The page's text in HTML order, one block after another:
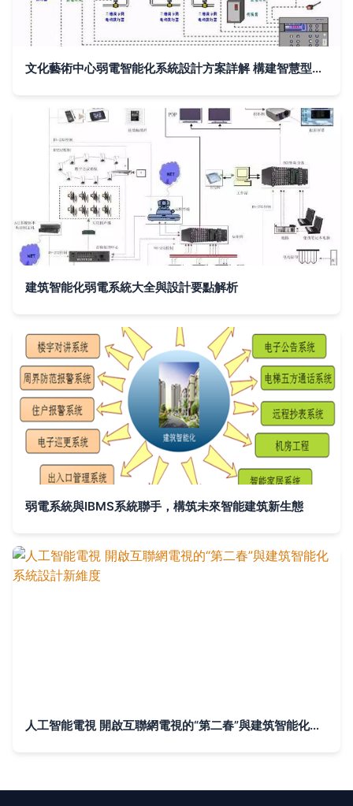
文化藝術中心弱電智能化系統設計方案詳解 構建智慧型文化殿堂
建筑智能化弱電系統大全與設計要點解析
弱電系統與IBMS系統聯手，構筑未來智能建筑新生態
人工智能電視 開啟互聯網電視的“第二春”與建筑智能化系統設計新維度